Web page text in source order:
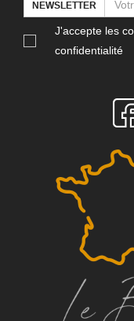
NEWSLETTER
J'accepte les
confidentialité